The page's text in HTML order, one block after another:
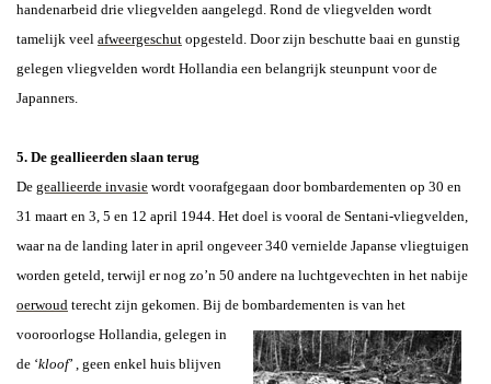
handenarbeid drie vliegvelden aangelegd. Rond de vliegvelden wordt
tamelijk veel afweergeschut opgesteld. Door zijn beschutte baai en gunstig
gelegen vliegvelden wordt Hollandia een belangrijk steunpunt voor de
Japanners.
5. De geallieerden slaan terug
De geallieerde invasie wordt voorafgegaan door bombardementen op 30 en
31 maart en 3, 5 en 12 april 1944. Het doel is vooral de Sentani-vliegvelden,
waar na de landing later in april ongeveer 340 vernielde Japanse vliegtuigen
worden geteld, terwijl er nog zo’n 50 andere na luchtgevechten in het nabije
oerwoud terecht zijn gekomen. Bij de bombardementen is van het
vooroorlogse Hollandia, gelegen in
de ‘kloof’ , geen enkel huis blijven